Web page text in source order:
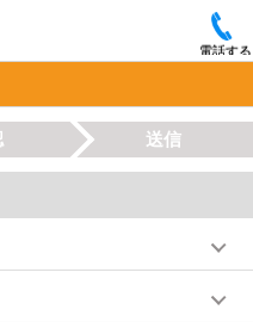
電話する
送信